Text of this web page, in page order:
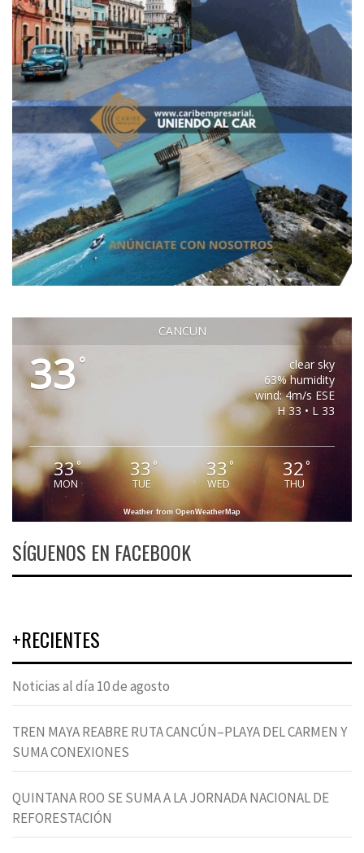
CANCUN
33°
clear sky
63% humidity
wind: 4m/s ESE
H 33 • L 33
33°
MON
33°
TUE
33 °
WED
32°
THU
Weather from OpenWeatherMap
SÍGUENOS EN FACEBOOK
+RECIENTES
Noticias al día 10 de agosto
TREN MAYA REABRE RUTA CANCÚN–PLAYA DEL CARMEN Y
SUMA CONEXIONES
QUINTANA ROO SE SUMA A LA JORNADA NACIONAL DE
REFORESTACIÓN